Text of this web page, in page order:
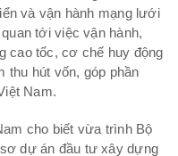
và vận hành mạng lưới
tới việc vận hành,
cao tốc, cơ chế huy động
thu hút vốn, góp phần
Nam.
cho biết vừa trình Bộ
dự án đầu tư xây dựng